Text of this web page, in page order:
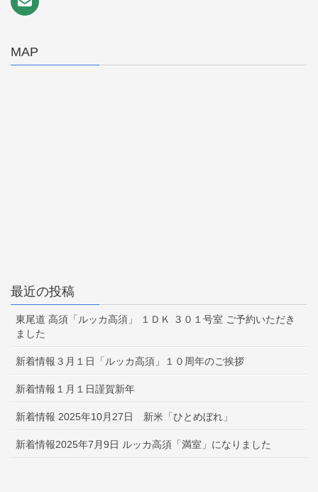
MAP
最近の投稿
東尾道 高須「ルッカ高須」 １ＤＫ ３０１号室 ご予約いただき
ました
新着情報３月１日「ルッカ高須」１０周年のご挨拶
新着情報１月１日謹賀新年
新着情報 2025年10月27日 新米「ひとめぼれ」
新着情報2025年7月9日 ルッカ高須「満室」になりました